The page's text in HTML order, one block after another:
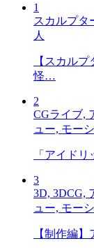
1
スカルプタ
人
【スカル
怪…
2
CGライブ,
ュー, モー
「アイド
3
3D, 3DCG,
ュー, モー
【制作編